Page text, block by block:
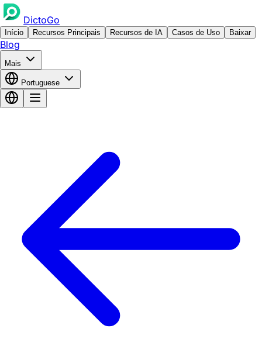
DictoGo
Início Recursos Principais Recursos de IA Casos de Uso Baixar
Blog
Mais
Portuguese